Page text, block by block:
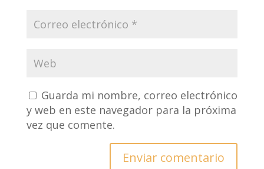
Guarda mi nombre, correo electrónico
y web en este navegador para la próxima
vez que comente.